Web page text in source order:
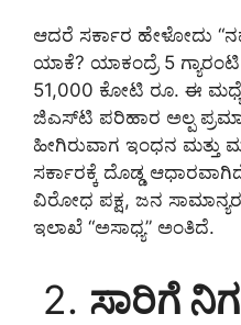
ಆದರೆ ಸರ್ಕಾರ ಹೇಳೋದು
ಯಾಕೆ? ಯಾಕಂದ್ರೆ 5
51,000 ಕೋಟಿ ರೂ. ಈ
ಜಿಎಸ್‌ಟಿ ಪರಿಹಾರ ಅಲ್ಪ
ಹೀಗಿರುವಾಗ ಇಂಧನ
ಸರ್ಕಾರಕ್ಕೆ ದೊಡ್ಡ
ವಿರೋಧ ಪಕ್ಷ, ಜನ
ಇಲಾಖೆ “ಅಸಾಧ್ಯ” ಅಂತಿದೆ.
ಸಾರಿಗೆ